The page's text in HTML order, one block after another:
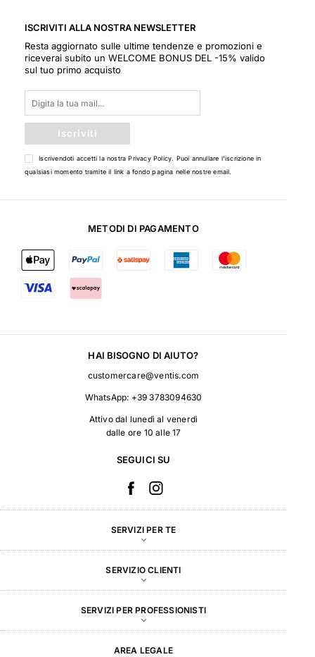
ISCRIVITI ALLA NOSTRA NEWSLETTER
Resta aggiornato sulle ultime tendenze e promozioni e
riceverai subito un WELCOME BONUS DEL -15% valido
sul tuo primo acquisto
Iscriviti
Iscrivendoti accetti la nostraPrivacy Policy . Puoi annullare l'iscrizione in
qualsiasi momento tramite il link a fondo pagina nelle nostre email.
METODI DI PAGAMENTO
HAI BISOGNO DI AIUTO?
customercare@ventis.com
WhatsApp: +39 3783094630
Attivo dal lunedì al venerdì
dalle ore 10 alle 17
SEGUICI SU
SERVIZI PER TE
SERVIZIO CLIENTI
SERVIZI PER PROFESSIONISTI
AREA LEGALE